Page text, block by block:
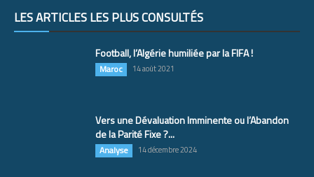
LES ARTICLES LES PLUS CONSULTÉS
Football, l’Algérie humiliée par la FIFA !
Maroc 14 août 2021
Vers une Dévaluation Imminente ou l’Abandon
de la Parité Fixe ?...
Analyse 14 décembre 2024